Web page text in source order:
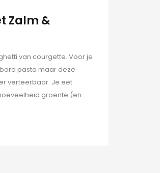
Zalm &
van courgette. Voor je
pasta maar deze
verteerbaar. Je eet
groente (en...